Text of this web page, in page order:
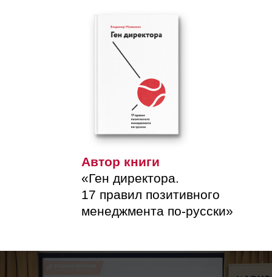
Автор книги
«Ген директора.
17 правил позитивного
менеджмента по-русски»